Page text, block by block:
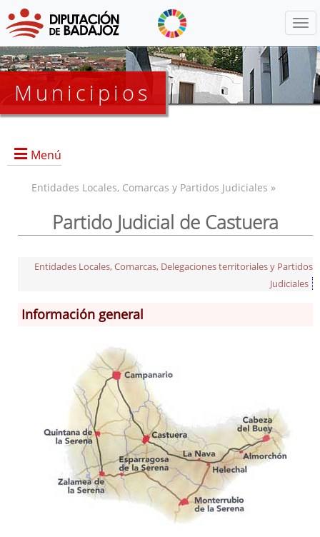
Municipios
Menú
Capilla
Esparragosa de la Serena
Higuera de la Serena
Malpartida de la Serena
Monterrubio de la Serena
Peñalsordo
Peraleda del Zaucejo
Quintana de la Serena
Entidades Locales, Comarcas y Partidos Judiciales »
Partido Judicial de Castuera
Entidades Locales, Comarcas, Delegaciones territoriales y Partidos
Judiciales
Información general